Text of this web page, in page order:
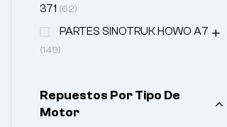
371 (62)
PARTES SINOTRUK HOWO A7
(149)
Repuestos Por Tipo De
Motor